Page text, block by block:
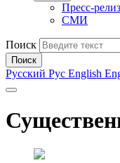
Пресс-
СМИ
Поиск
Поиск
Русский Рус English